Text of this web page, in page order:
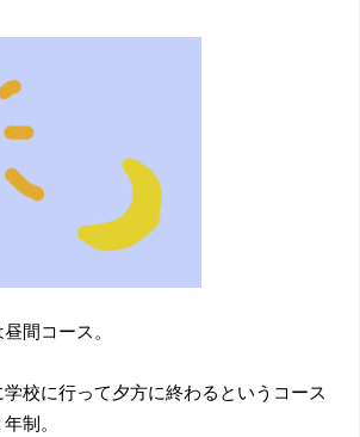
間コース。
校に行って夕方に終わるというコース
制。